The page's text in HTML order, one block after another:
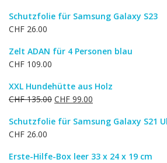
war:
ist:
Schutzfolie für Samsung Galaxy S23
CHF 26.00
Zelt ADAN für 4 Personen blau
CHF 109.00
XXL Hundehütte aus Holz
CHF135.00 Ursprünglicher
war:
CHF 99.00
ist:
Schutzfolie für Samsung Galaxy S21
CHF 26.00
Erste-Hilfe-Box leer 33 x 24 x 19 cm